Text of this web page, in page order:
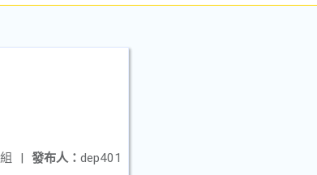
發布人： dep401
|